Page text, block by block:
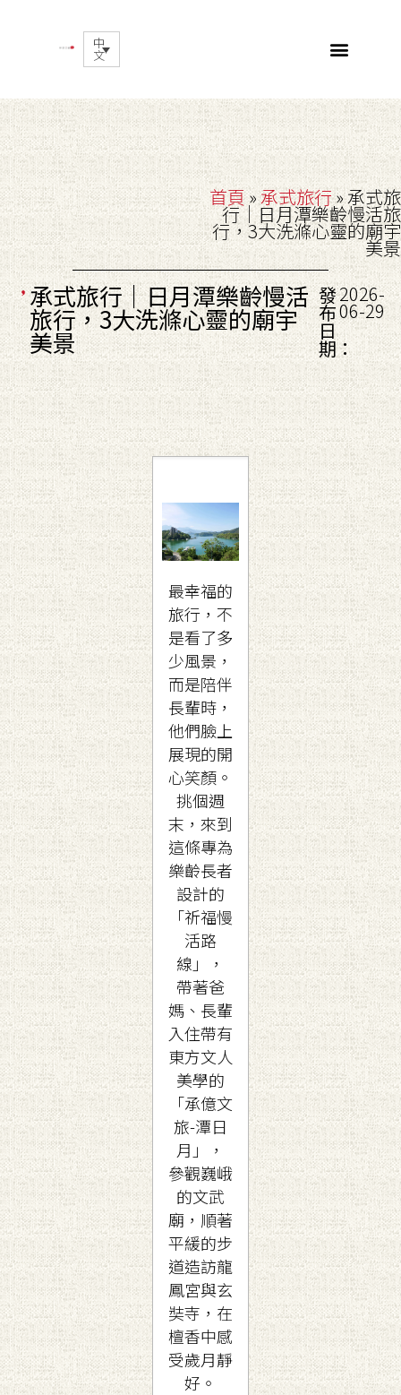
中
文
首頁»承式旅行»承式旅
行｜日月潭樂齡慢活旅
行，3大洗滌心靈的廟宇
美景
承式旅行｜日月潭樂齡慢活
旅行，3大洗滌心靈的廟宇
美景
發
布
日
期：
2026-
06-29
最幸福的
旅行，不
是看了多
少風景，
而是陪伴
長輩時，
他們臉上
展現的開
心笑顏。
挑個週
末，來到
這條專為
樂齡長者
設計的
「祈福慢
活路
線」，
帶著爸
媽、長輩
入住帶有
東方文人
美學的
「承億文
旅-潭日
月」，
參觀巍峨
的文武
廟，順著
平緩的步
道造訪龍
鳳宮與玄
奘寺，在
檀香中感
受歲月靜
好。